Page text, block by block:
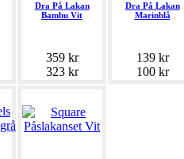
Dra På Lakan
Bambu Vit
359 kr
323 kr
Dra På Lakan
Marinblå
139 kr
100 kr